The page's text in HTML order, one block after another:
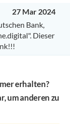
27 Mar 2024
Bank,
Dieser
erhalten?
um anderen zu